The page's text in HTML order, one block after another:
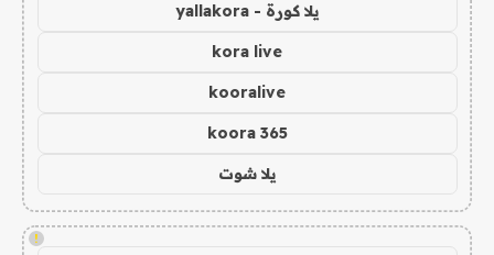
يلا كورة - yallakora
kora live
kooralive
koora 365
يلا شوت
!